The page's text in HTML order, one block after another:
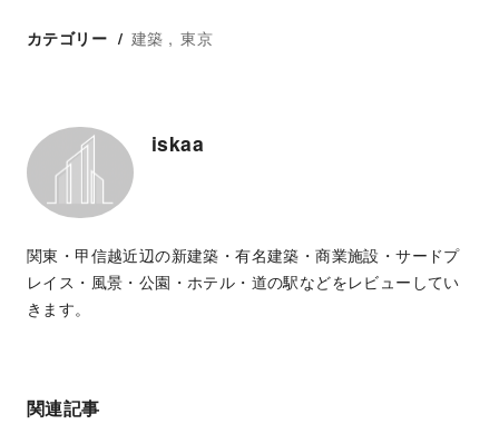
カテゴリー 建築 東京
iskaa
関東・甲信越近辺の新建築・有名建築・商業施設・サードプ
レイス・風景・公園・ホテル・道の駅などをレビューしてい
きます。
関連記事